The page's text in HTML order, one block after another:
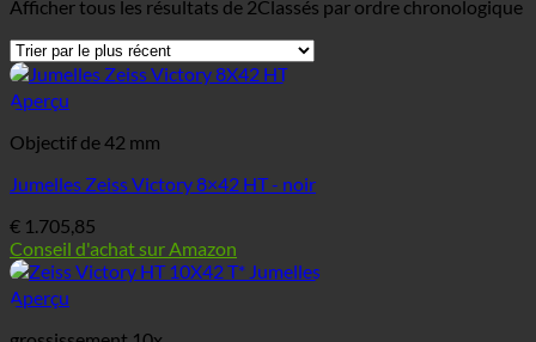
Afficher tous les résultats de 2Classés par ordre chronologique
Aperçu
Objectif de 42 mm
Jumelles Zeiss Victory 8×42 HT - noir
€ 1.705,85
Conseil d'achat sur Amazon
Aperçu